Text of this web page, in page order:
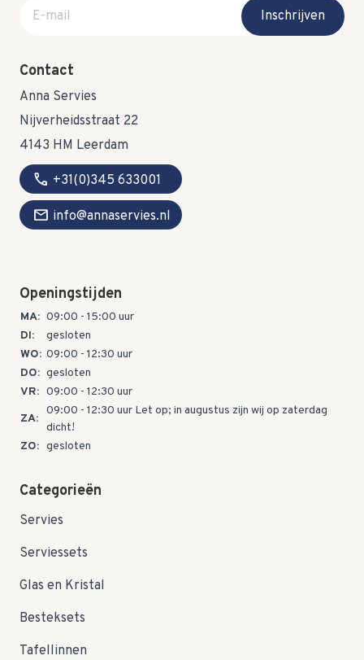
E-mail adres
Inschrijven
Contact
Anna Servies
Nijverheidsstraat 22
4143 HM Leerdam
call +31(0)345 633001
mail info@annaservies.nl
Openingstijden
MA: 09:00 - 15:00 uur
DI:
gesloten
WO: 09:00 - 12:30 uur
DO: gesloten
VR: 09:00 - 12:30 uur
ZA:
09:00 - 12:30 uur Let op; in augustus zijn wij op zaterdag
dicht!
ZO: gesloten
Categorieën
Servies
Serviessets
Glas en Kristal
Besteksets
Tafellinnen